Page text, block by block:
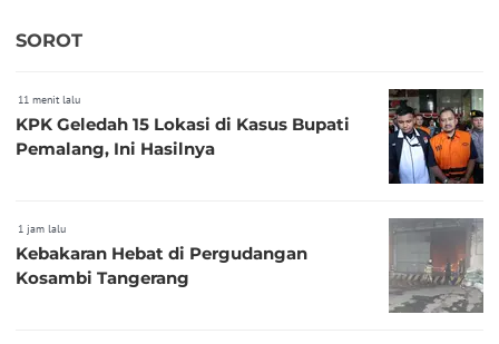
SOROT
11 menit lalu
KPK Geledah 15 Lokasi di Kasus Bupati
Pemalang, Ini Hasilnya
1 jam lalu
Kebakaran Hebat di Pergudangan
Kosambi Tangerang